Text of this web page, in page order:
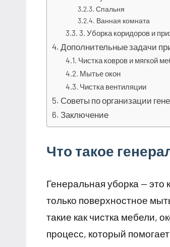
Спальня
Ванная комната
3. Уборка коридоров и
Дополнительные задачи
Чистка ковров и мягкой
Мытье окон
Чистка вентиляции
Советы по организации
Заключение
Что такое
Генеральная уборка — это
только поверхностное
такие как чистка мебели,
процесс, который